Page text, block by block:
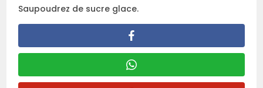
Saupoudrez de sucre glace.